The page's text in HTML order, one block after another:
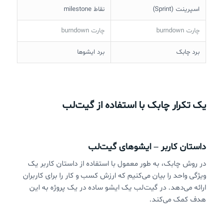
اسپرینت (Sprint) نقاط milestone
چارت burndown چارت burndown
برد چابک برد ایشوها
یک تکرار چابک با استفاده از گیت‌لب
داستان کاربر – ایشوهای گیت‌لب
در روش چابک، به طور معمول با استفاده از داستان کاربر یک
ویژگی واحد را بیان می‌کنیم که ارزش کسب و کار را برای کاربران
ارائه می‌دهد. در گیت‌لب یک ایشو ساده در یک پروژه به این
هدف کمک می‌کند.